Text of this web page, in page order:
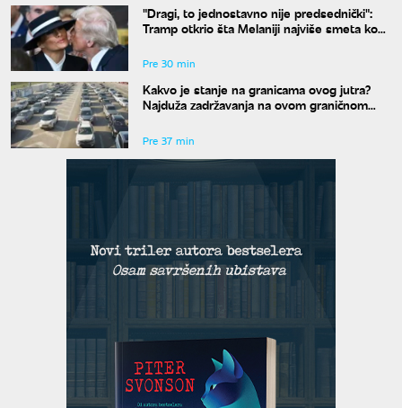
"Dragi, to jednostavno nije predsednički":
Tramp otkrio šta Melaniji najviše smeta kod
Pre 30 min
Kakvo je stanje na granicama ovog jutra?
Najduža zadržavanja na ovom graničnom
Pre 37 min